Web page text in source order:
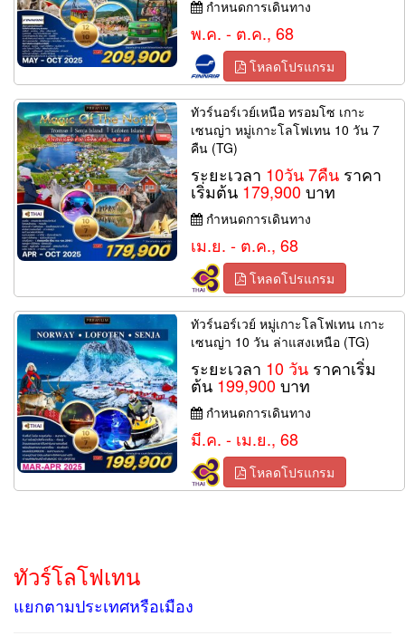
กำหนดการเดินทาง
พ.ค. - ต.ค., 68
โหลดโปรแกรม
ทัวร์นอร์เวย์เหนือ ทรอมโซ เกาะ
เซนญ่า หมู่เกาะโลโฟเทน 10 วัน 7
คืน (TG)
ระยะเวลา 10วัน 7คืน ราคา
เริ่มต้น 179,900บาท
กำหนดการเดินทาง
เม.ย. - ต.ค., 68
โหลดโปรแกรม
ทัวร์นอร์เวย์ หมู่เกาะโลโฟเทน เกาะ
เซนญ่า 10 วัน ล่าแสงเหนือ (TG)
ระยะเวลา 10 วัน ราคาเริ่ม
ต้น 199,900บาท
กำหนดการเดินทาง
มี.ค. - เม.ย., 68
โหลดโปรแกรม
ทัวร์โลโฟเทน
แยกตามประเทศหรือเมือง